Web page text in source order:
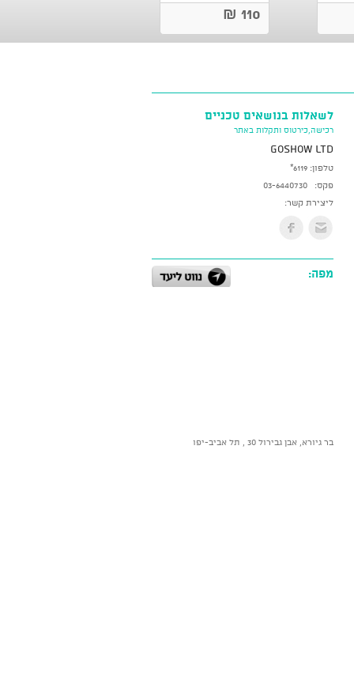
110 ₪
לשאלות בנושאים טכניים
רכישה,כירטוס ותקלות באתר
GoShow LTD
טלפון: *6119
פקס:
03-6440730
ליצירת קשר:
מפה:
בר גיורא, אבן גבירול 30 , תל אביב-יפו